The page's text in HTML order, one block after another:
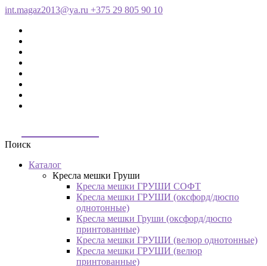
int.magaz2013@ya.ru +375 29 805 90 10
Поиск
Каталог
Кресла мешки Груши
Кресла мешки ГРУШИ СОФТ
Кресла мешки ГРУШИ (оксфорд/дюспо
однотонные)
Кресла мешки Груши (оксфорд/дюспо
принтованные)
Кресла мешки ГРУШИ (велюр однотонные)
Кресла мешки ГРУШИ (велюр
принтованные)